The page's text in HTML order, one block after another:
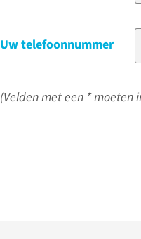
Uw telefoonnummer
(Velden met een * moeten